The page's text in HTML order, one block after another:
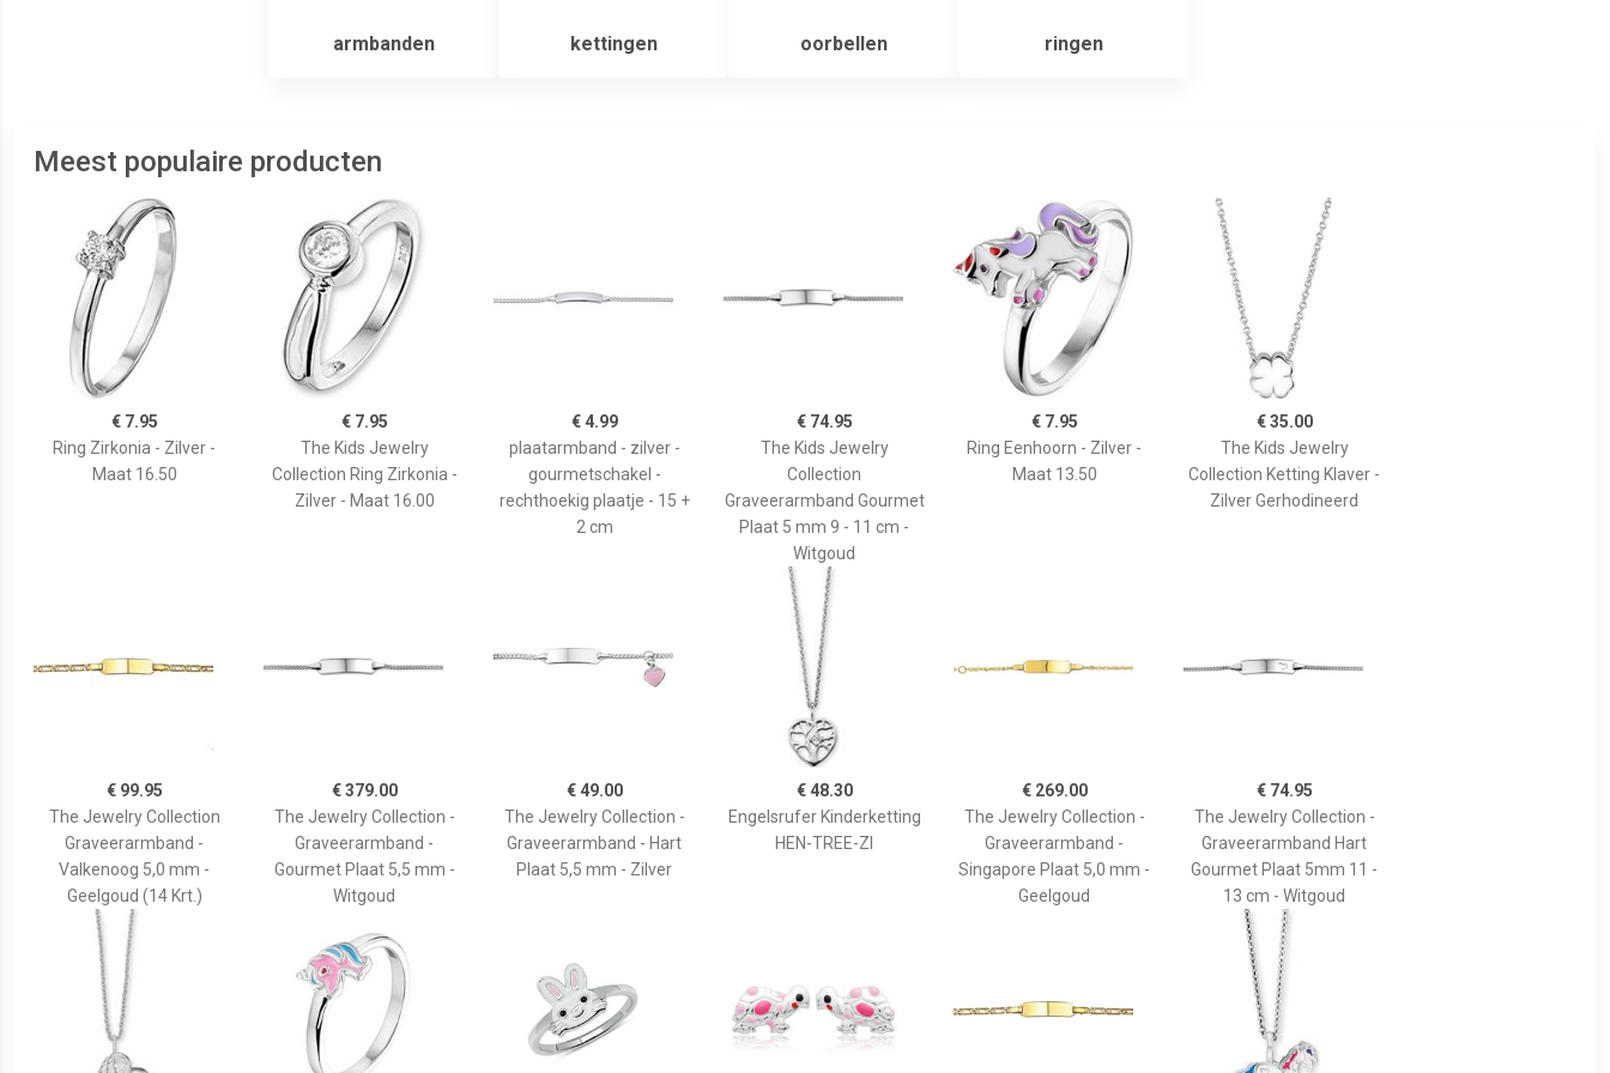
armbanden kettingen oorbellen ringen
Meest populaire producten
€ 7.95
Ring Zirkonia - Zilver -
Maat 16.50
€ 7.95
The Kids Jewelry
Collection Ring Zirkonia -
Zilver - Maat 16.00
€ 4.99
plaatarmband - zilver -
gourmetschakel -
rechthoekig plaatje - 15 +
2 cm
€ 74.95
The Kids Jewelry
Collection
Graveerarmband Gourmet
Plaat 5 mm 9 - 11 cm -
Witgoud
€ 7.95
Ring Eenhoorn - Zilver -
Maat 13.50
€ 35.00
The Kids Jewelry
Collection Ketting Klaver -
Zilver Gerhodineerd
€ 99.95
The Jewelry Collection
Graveerarmband -
Valkenoog 5,0 mm -
Geelgoud (14 Krt.)
€ 379.00
The Jewelry Collection -
Graveerarmband -
Gourmet Plaat 5,5 mm -
Witgoud
€ 49.00
The Jewelry Collection -
Graveerarmband - Hart
Plaat 5,5 mm - Zilver
€ 48.30
Engelsrufer Kinderketting
HEN-TREE-ZI
€ 269.00
The Jewelry Collection -
Graveerarmband -
Singapore Plaat 5,0 mm -
Geelgoud
€ 74.95
The Jewelry Collection -
Graveerarmband Hart
Gourmet Plaat 5mm 11 -
13 cm - Witgoud